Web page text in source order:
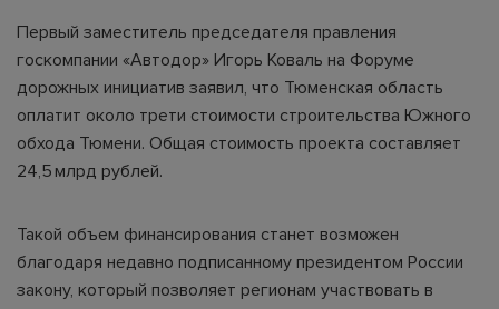
Первый заместитель председателя правления
госкомпании «Автодор» Игорь Коваль на Форуме
дорожных инициатив заявил, что Тюменская область
оплатит около трети стоимости строительства Южного
обхода Тюмени. Общая стоимость проекта составляет
24,5 млрд рублей.
Такой объем финансирования станет возможен
благодаря недавно подписанному президентом России
закону, который позволяет регионам участвовать в